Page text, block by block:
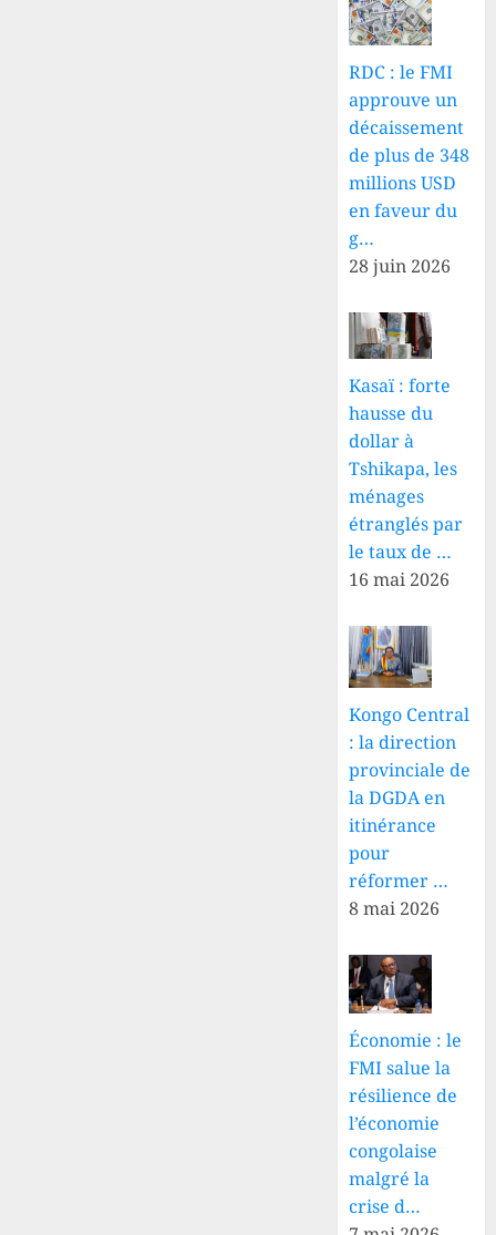
RDC : le FMI
approuve un
décaissement
de plus de 348
millions USD
en faveur du
g…
28 juin 2026
Kasaï : forte
hausse du
dollar à
Tshikapa, les
ménages
étranglés par
le taux de …
16 mai 2026
Kongo Central
: la direction
provinciale de
la DGDA en
itinérance
pour
réformer …
8 mai 2026
Économie : le
FMI salue la
résilience de
l’économie
congolaise
malgré la
crise d…